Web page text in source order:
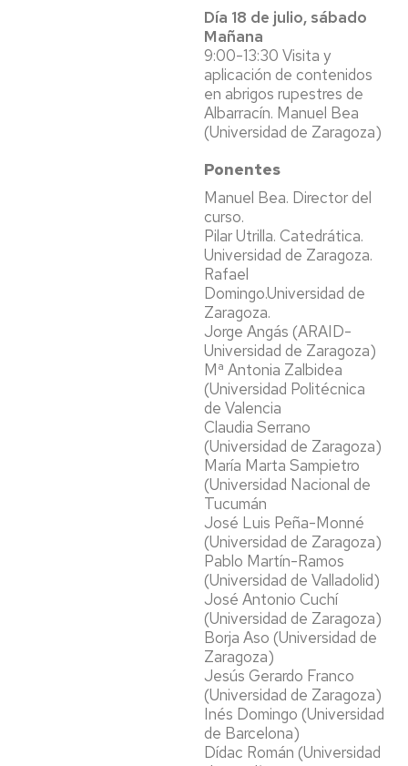
Día 18 de julio, sábado
Mañana
9:00-13:30 Visita y
aplicación de contenidos
en abrigos rupestres de
Albarracín. Manuel Bea
(Universidad de Zaragoza)
Ponentes
Manuel Bea. Director del
curso.
Pilar Utrilla. Catedrática.
Universidad de Zaragoza.
Rafael
Domingo.Universidad de
Zaragoza.
Jorge Angás (ARAID-
Universidad de Zaragoza)
Mª Antonia Zalbidea
(Universidad Politécnica
de Valencia
Claudia Serrano
(Universidad de Zaragoza)
María Marta Sampietro
(Universidad Nacional de
Tucumán
José Luis Peña-Monné
(Universidad de Zaragoza)
Pablo Martín-Ramos
(Universidad de Valladolid)
José Antonio Cuchí
(Universidad de Zaragoza)
Borja Aso (Universidad de
Zaragoza)
Jesús Gerardo Franco
(Universidad de Zaragoza)
Inés Domingo (Universidad
de Barcelona)
Dídac Román (Universidad